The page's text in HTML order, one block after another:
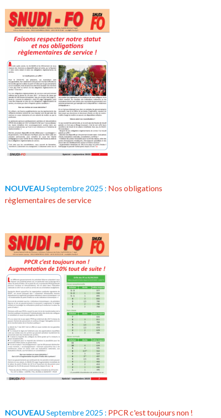
NOUVEAU Septembre 2025 : Nos obligations
règlementaires de service
NOUVEAU Septembre 2025 : PPCR c'est toujours non !